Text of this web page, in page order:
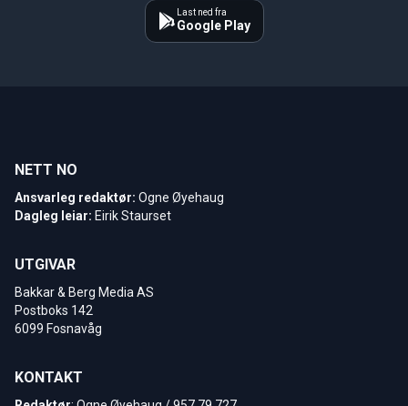
Last ned fra
Google Play
NETT NO
Ansvarleg redaktør: Ogne Øyehaug
Dagleg leiar: Eirik Staurset
UTGIVAR
Bakkar & Berg Media AS
Postboks 142
6099 Fosnavåg
KONTAKT